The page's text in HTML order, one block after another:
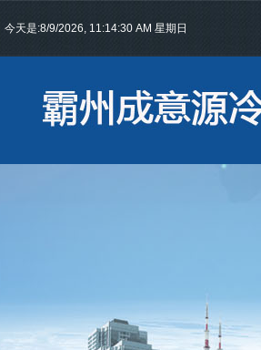
今天是:8/9/2026, 11:14:30 AM 星期日